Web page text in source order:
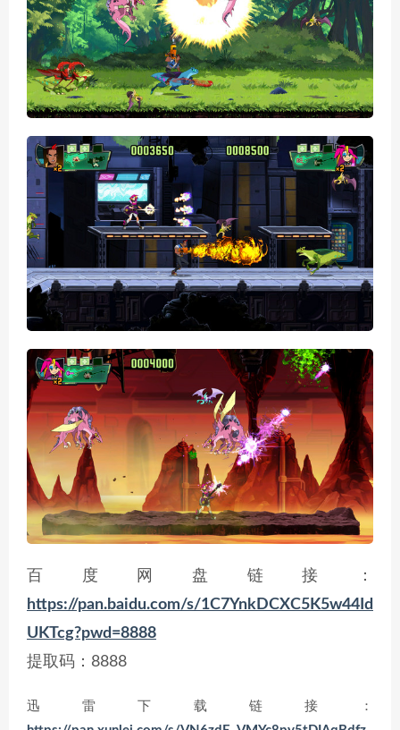
百度网盘链接：
https://pan.baidu.com/s/1C7YnkDCXC5K5w44Id
UKTcg?pwd=8888
提取码：8888
迅雷下载链接：